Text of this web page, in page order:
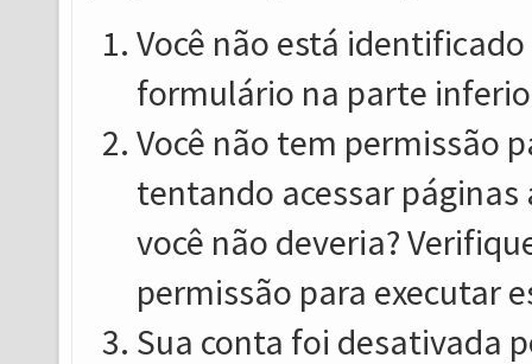
Você não está
formulário na parte
Você não tem permissão
tentando acessar
você não deveria?
permissão para executar
Sua conta foi desativada